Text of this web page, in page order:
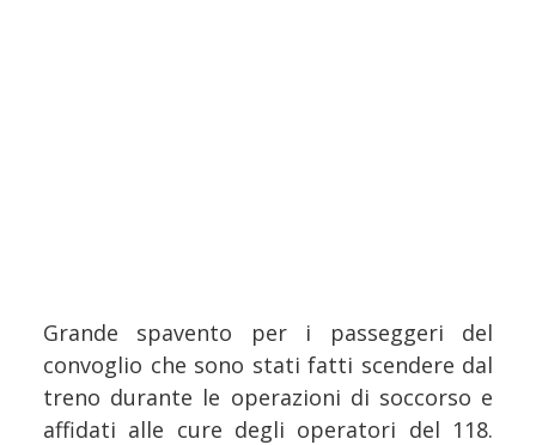
Grande spavento per i passeggeri del
convoglio che sono stati fatti scendere dal
treno durante le operazioni di soccorso e
affidati alle cure degli operatori del 118.